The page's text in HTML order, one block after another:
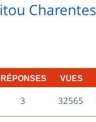
Charentes
RÉPONSES VUES
3R
é
32565V
u